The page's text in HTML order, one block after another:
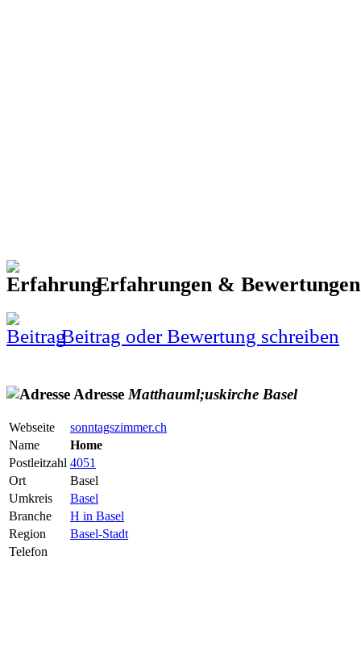
Erfahrungen &
Beitrag oder Bewertung schreiben
Adresse Matthauml;uskirche Basel
Webseite
sonntagszimmer.ch
Name
Home
Postleitzahl 4051
Ort
Basel
Umkreis
Basel
Branche
H in Basel
Region
Basel-Stadt
Telefon